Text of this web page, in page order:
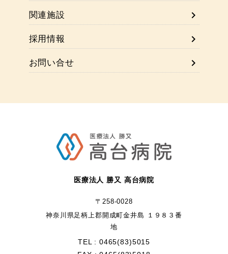
chevron_right
関連施設
chevron_right
採用情報
chevron_right
お問い合せ
医療法人 勝又 高台病院
〒258-0028
神奈川県足柄上郡開成町金井島 １９８３番
地
TEL : 0465(83)5015